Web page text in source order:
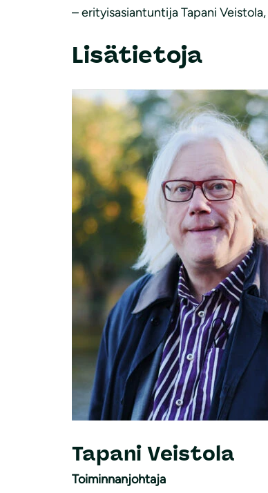
– erityisasiantuntija Tapani
Lisätietoja
Toiminnanjohtaja
Tapani Veistola